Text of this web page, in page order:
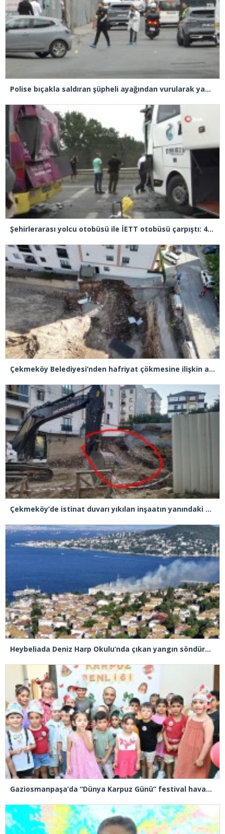
Polise bıçakla saldıran şüpheli ayağından vurularak yakalandı
Şehirlerarası yolcu otobüsü ile İETT otobüsü çarpıştı: 4 yaralı
Çekmeköy Belediyesi’nden hafriyat çökmesine ilişkin açıklama
Çekmeköy’de istinat duvarı yıkılan inşaatın yanındaki 5 katlı bina boşaltıldı
Heybeliada Deniz Harp Okulu’nda çıkan yangın söndürüldü
Gaziosmanpaşa’da “Dünya Karpuz Günü” festival havasında kutlandı